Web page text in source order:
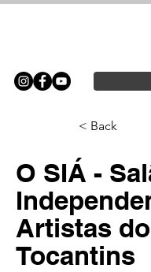
< Back
O SIÁ -
Artistas do
Tocantins